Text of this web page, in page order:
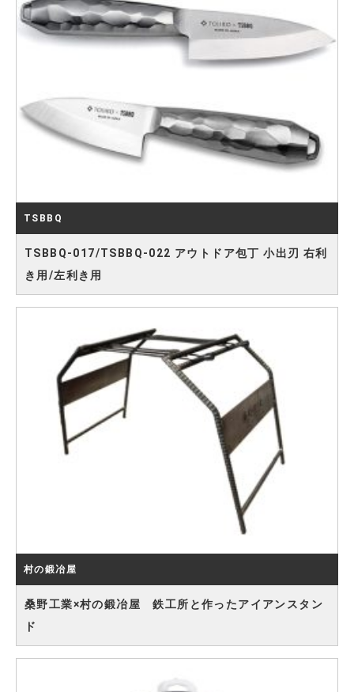
TSBBQ
TSBBQ-017/TSBBQ-022 アウトドア包丁 小出刃 右利
き用/左利き用
村の鍛冶屋
桑野工業×村の鍛冶屋 鉄工所と作ったアイアンスタン
ド